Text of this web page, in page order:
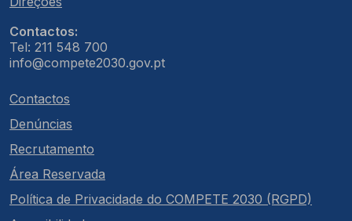
Contactos:
Tel: 211 548 700
info@compete2030.gov.pt
Contactos
Denúncias
Recrutamento
Área Reservada
Política de Privacidade do COMPETE 2030 (RGPD)